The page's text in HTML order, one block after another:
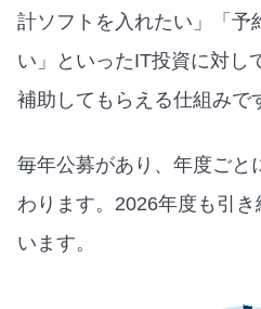
計ソフトを入れたい」「予
い」といったIT投資に対し
補助してもらえる仕組みで
毎年公募があり、年度ごと
わります。2026年度も引
います。